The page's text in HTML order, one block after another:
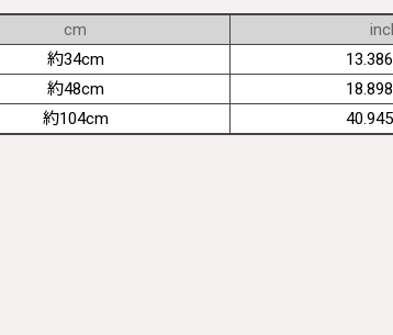
cm
約34cm
約48cm
約104cm